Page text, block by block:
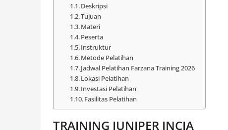
Deskripsi
Tujuan
Materi
Peserta
Instruktur
Metode Pelatihan
Jadwal Pelatihan Farzana Training 2026
Lokasi Pelatihan
Investasi Pelatihan
Fasilitas Pelatihan
TRAINING JUNIPER JNCIA